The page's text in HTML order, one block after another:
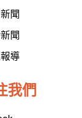
聞
聞
導
我們